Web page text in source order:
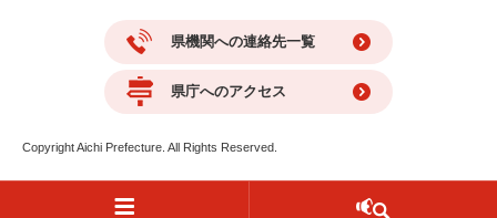
県機関への連絡先一覧
県庁へのアクセス
Copyright Aichi Prefecture. All Rights Reserved.